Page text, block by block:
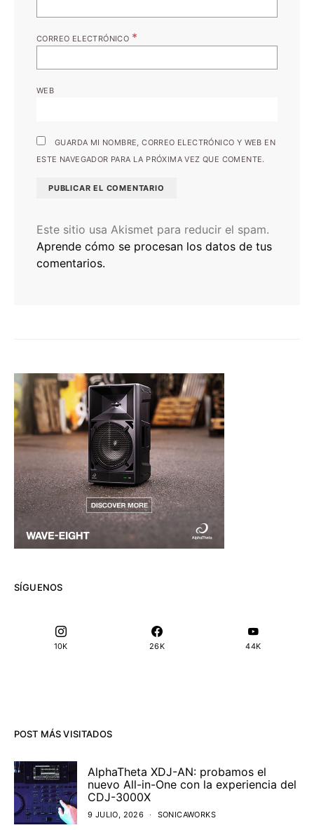
CORREO ELECTRÓNICO *
WEB
GUARDA MI NOMBRE, CORREO ELECTRÓNICO Y WEB EN
ESTE NAVEGADOR PARA LA PRÓXIMA VEZ QUE COMENTE.
Este sitio usa Akismet para reducir el spam.
Aprende cómo se procesan los datos de tus
comentarios.
SÍGUENOS
10K 26K 44K
POST MÁS VISITADOS
AlphaTheta XDJ-AN: probamos el
nuevo All-in-One con la experiencia del
CDJ-3000X
9 JULIO, 2026 SONICAWORKS